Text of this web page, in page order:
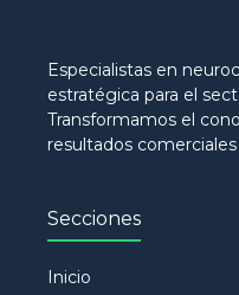
Especialistas en
estratégica para el
Transformamos el
resultados
Secciones
Inicio